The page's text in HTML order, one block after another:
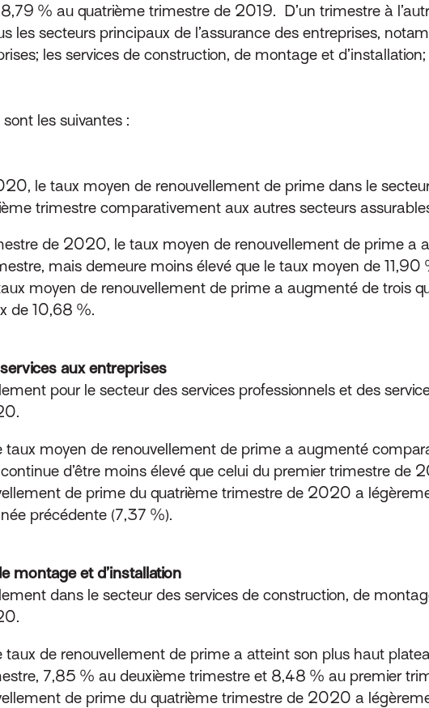
% au quatrième trimestre de 2019. D’un trimestre à
les secteurs principaux de l’assurance des entreprises,
les services de construction, de montage et
les suivantes :
le taux moyen de renouvellement de prime dans le
trimestre comparativement aux autres secteurs
de 2020, le taux moyen de renouvellement de prime a
mais demeure moins élevé que le taux moyen de
taux moyen de renouvellement de prime a augmenté de trois
de 10,68 %.
aux entreprises
pour le secteur des services professionnels et des
taux moyen de renouvellement de prime a augmenté
d’être moins élevé que celui du premier trimestre de
de prime du quatrième trimestre de 2020 a
précédente (7,37 %).
montage et d’installation
dans le secteur des services de construction, de
taux de renouvellement de prime a atteint son plus haut
7,85 % au deuxième trimestre et 8,48 % au premier
de prime du quatrième trimestre de 2020 a